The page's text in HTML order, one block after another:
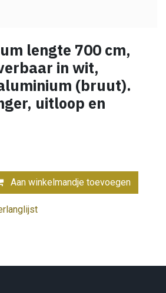
lengte 700 cm,
in wit,
(bruut).
uitloop en
Aan winkelmandje toevoegen